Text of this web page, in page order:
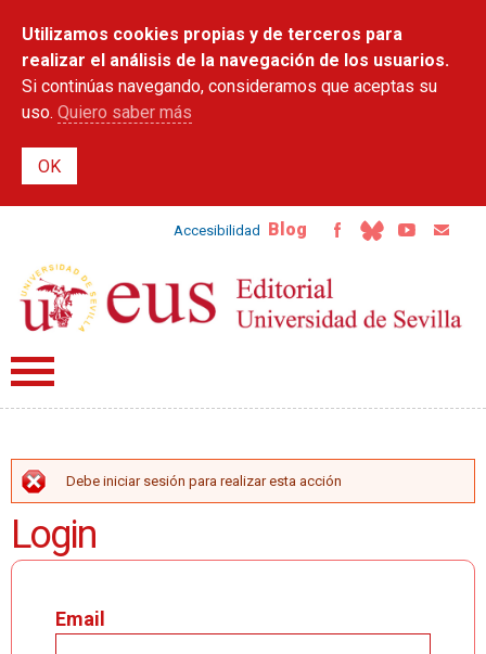
contenido
principal
Utilizamos cookies propias y de terceros para
realizar el análisis de la navegación de los usuarios.
Si continúas navegando, consideramos que aceptas su
uso. Quiero saber más
Accesibilidad Blog
MENSAJE DE ERROR
Debe iniciar sesión para realizar esta acción
Login
Email